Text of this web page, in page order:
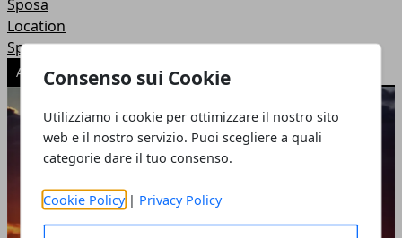
Consenso sui Cookie
Utilizziamo i cookie per ottimizzare il nostro sito
web e il nostro servizio. Puoi scegliere a quali
categorie dare il tuo consenso.
Cookie Policy | Privacy Policy
Sposa
Location
Sposo
ARTICOLI POPOLARI